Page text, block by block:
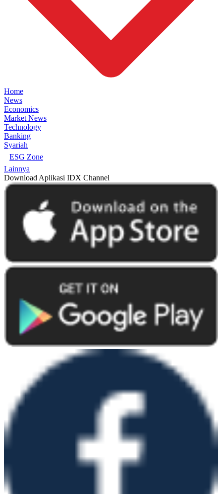
Home
News
Economics
Market News
Technology
Banking
Syariah
ESG Zone
Lainnya
Download Aplikasi IDX Channel